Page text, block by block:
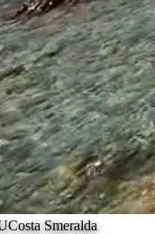
Costa Smeralda